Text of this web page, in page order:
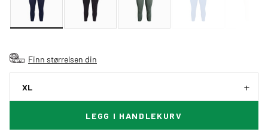
Finn størrelsen din
XL
LEGG I HANDLEKURV